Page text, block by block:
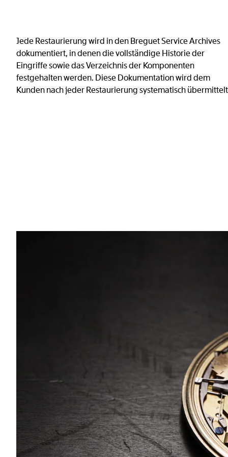
Jede Restaurierung wird in den Breguet Service Archives
dokumentiert, in denen die vollständige Historie der
Eingriffe sowie das Verzeichnis der Komponenten
festgehalten werden. Diese Dokumentation wird dem
Kunden nach jeder Restaurierung systematisch